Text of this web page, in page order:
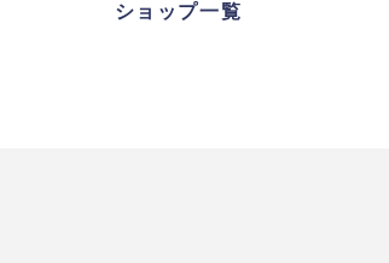
ショップ一覧